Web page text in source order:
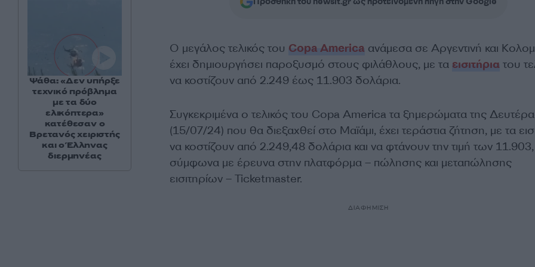
Ο μεγάλος τελικός του Copa Americaανάμεσα σε Αργεντινή και
έχει δημιουργήσει παροξυσμό στους φιλάθλους, με τα εισιτήριατου
να κοστίζουν από 2.249 έως 11.903 δολάρια.
Συγκεκριμένα ο τελικός του Copa America τα ξημερώματα της
(15/07/24) που θα διεξαχθεί στο Μαϊάμι, έχει τεράστια ζήτηση, με τα
να κοστίζουν από 2.249,48 δολάρια και να φτάνουν την τιμή των 11.903,
σύμφωνα με έρευνα στην πλατφόρμα – πώλησης και μεταπώλησης
εισιτηρίων – Ticketmaster.
ΔΙΑΦΗΜΙΣΗ
Ψάθα: «Δεν υπήρξε
τεχνικό πρόβλημα
με τα δύο
ελικόπτερα»
κατέθεσαν ο
Βρετανός χειριστής
και ο Έλληνας
διερμηνέας